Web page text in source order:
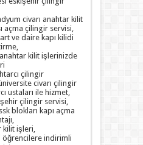
civarı anahtar kilit
açma çilingir servisi,
ve daire kapı kilidi
kilit işlerinizde
çilingir
civarı çilingir
ustaları ile hizmet,
çilingir servisi,
blokları kapı açma
kilit işleri,
öğrencilere indirimli